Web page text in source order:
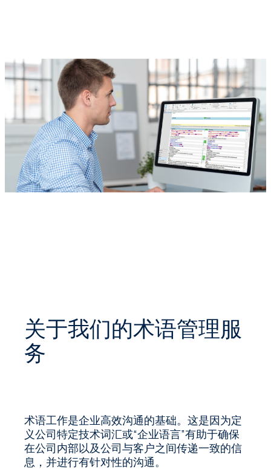
关于我们的术语管理服
务
术语工作是企业高效沟通的基础。这是因为定
义公司特定技术词汇或“企业语言”有助于确保
在公司内部以及公司与客户之间传递一致的信
息，并进行有针对性的沟通。